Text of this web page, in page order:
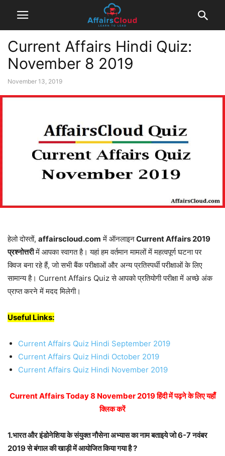
Current Affairs Hindi Quiz:
November 8 2019
November 13, 2019
हेलो दोस्तों, affairscloud.com में ऑनलाइनCurrent Affairs 2019
प्रश्नोत्तरीमें आपका स्वागत है। यहां हम वर्तमान मामलों में महत्वपूर्ण घटना पर
क्विज बना रहे हैं, जो सभी बैंक परीक्षाओं और अन्य प्रतिस्पर्धी परीक्षाओं के लिए
सामान्य है। Current Affairs Quiz से आपको प्रतियोगी परीक्षा में अच्छे अंक
प्राप्त करने में मदद मिलेगी।
Useful Links:
Current Affairs Quiz Hindi September 2019
Current Affairs Quiz Hindi October 2019
Current Affairs Quiz Hindi November 2019
Current Affairs Today 8 November 2019 हिंदी में पढ़ने के लिए यहाँ
क्लिक करें
1.भारत और इंडोनेशिया के संयुक्त नौसेना अभ्यास का नाम बताइये जो 6-7 नवंबर
2019 से बंगाल की खाड़ी में आयोजित किया गया है ?